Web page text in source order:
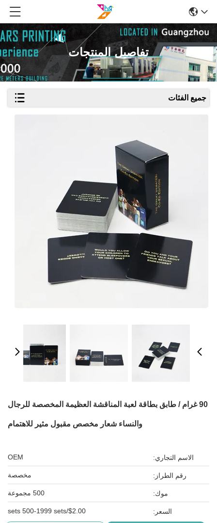
تفاصيل المنتجات
جميع الفئات
90 غرام / طابق بطاقة لعبة المناقشة العظيمة المخصصة للرجال
والنساء شعار مخصص مقبول مثير للاهتمام
الاسم التجاري: OEM
رقم الطراز: مخصصة
موك: 500 مجموعة
السعر: $2.00/sets 500-1999 sets